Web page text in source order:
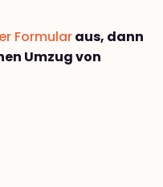
Formularaus, dann
Umzug von